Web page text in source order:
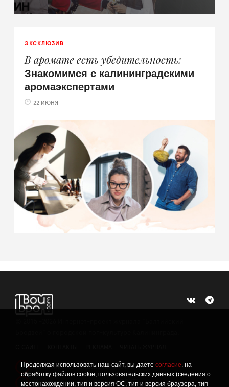
Продолжая использовать наш сайт, вы даете согласие. на
обработку файлов cookie, пользовательских данных (сведения о
местонахождении, тип и версия ОС, тип и версия браузера, тип
ЭКСКЛЮЗИВ
В аромате есть убедительность
Знакомимся с калининградскими
аромаэкспертами
22 ИЮНЯ
! Политика конфиденциальности
! Информация о проведении СОУТ